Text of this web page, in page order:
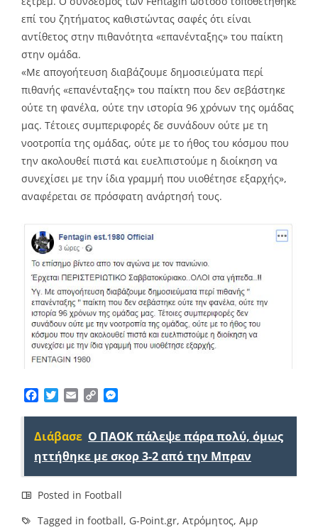
επί του ζητήματος καθιστώντας σαφές ότι είναι
αντίθετος στην πιθανότητα «επανένταξης» του παίκτη
στην ομάδα.
«Με απογοήτευση διαβάζουμε δημοσιεύματα περί
πιθανής «επανένταξης» του παίκτη που δεν σεβάστηκε
ούτε τη φανέλα, ούτε την ιστορία 96 χρόνων της ομάδας
μας. Τέτοιες συμπεριφορές δε συνάδουν ούτε με τη
νοοτροπία της ομάδας, ούτε με το ήθος του κόσμου που
την ακολουθεί πιστά και ευελπιστούμε η διοίκηση να
συνεχίσει με την ίδια γραμμή που υιοθέτησε εξαρχής»,
αναφέρεται σε πρόσφατη ανάρτησή τους.
Facebook
TwitterEmailCopy
Διάβασε Ο ΠΑΟΚ πάλεψε πάρα πολύ, όμως
ηττήθηκε με σκορ 3-2 από την Μπραν
Posted in Football
Tagged in football, G-Point.gr, Ατρόμητος, Αμρ